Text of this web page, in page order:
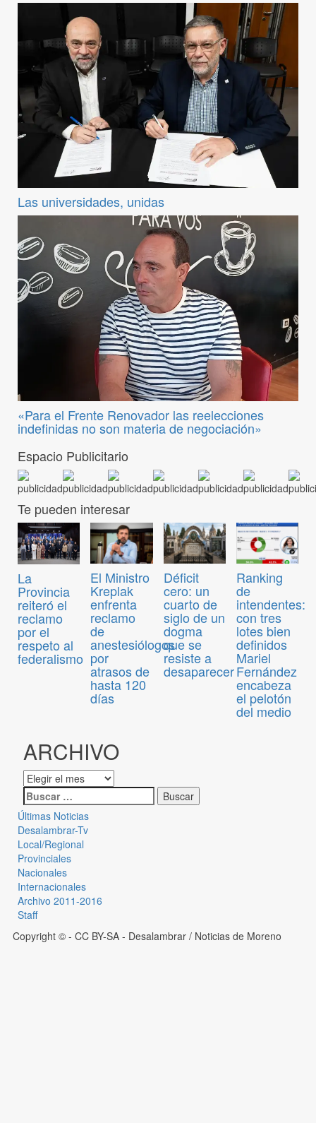
Las universidades, unidas
«Para el Frente Renovador las reelecciones
indefinidas no son materia de negociación»
Espacio Publicitario
Te pueden interesar
La
Provincia
reiteró el
reclamo
por el
respeto al
federalismo
El Ministro
Kreplak
enfrenta
reclamo
de
anestesiólogos
por
atrasos de
hasta 120
días
Déficit
cero: un
cuarto de
siglo de un
dogma
que se
resiste a
desaparecer
Ranking
de
intendentes:
con tres
lotes bien
definidos
Mariel
Fernández
encabeza
el pelotón
del medio
ARCHIVO
Últimas Noticias
Desalambrar-Tv
Local/Regional
Provinciales
Nacionales
Internacionales
Archivo 2011-2016
Staff
Copyright © - CC BY-SA - Desalambrar / Noticias de Moreno